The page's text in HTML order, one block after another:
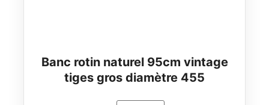
Banc rotin naturel 95cm vintage
tiges gros diamètre 455